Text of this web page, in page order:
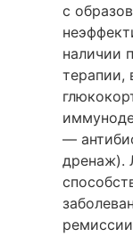
с
наличии
—
дренаж).